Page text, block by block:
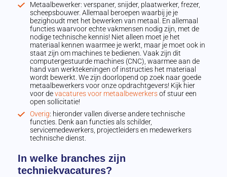
Metaalbewerker: verspaner, snijder, plaatwerker, frezer,
scheepsbouwer. Allemaal beroepen waarbij je je
bezighoudt met het bewerken van metaal. En allemaal
functies waarvoor echte vakmensen nodig zijn, met de
nodige technische kennis! Niet alleen moet je het
materiaal kennen waarmee je werkt, maar je moet ook in
staat zijn om machines te bedienen. Vaak zijn dit
computergestuurde machines (CNC), waarmee aan de
hand van werktekeningen of instructies het materiaal
wordt bewerkt. We zijn doorlopend op zoek naar goede
metaalbewerkers voor onze opdrachtgevers! Kijk hier
voor devacatures voor metaalbewerkersof stuur een
open sollicitatie!
Overig: hieronder vallen diverse andere technische
functies. Denk aan functies als schilder,
servicemedewerkers, projectleiders en medewerkers
technische dienst.
In welke branches zijn
techniekvacatures?